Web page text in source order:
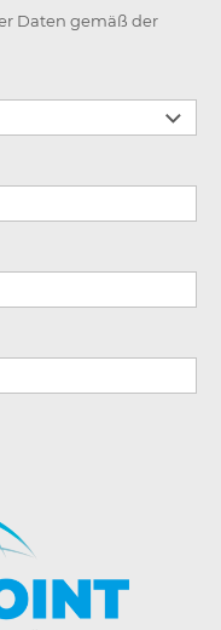
Daten gemäß der